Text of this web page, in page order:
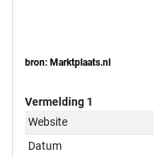
bron: Marktplaats.nl
Vermelding 1
Website
Datum